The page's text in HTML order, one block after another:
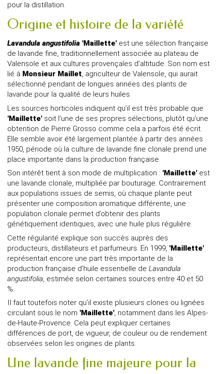
pour la distillation.
Origine et histoire de la variété
Lavandula angustifolia 'Maillette' est une sélection française
de lavande fine, traditionnellement associée au plateau de
Valensole et aux cultures provençales d’altitude. Son nom est
lié à Monsieur Maillet, agriculteur de Valensole, qui aurait
sélectionné pendant de longues années des plants de
lavande pour la qualité de leurs huiles.
Les sources horticoles indiquent qu’il est très probable que
'Maillette' soit l’une de ses propres sélections, plutôt qu’une
obtention de Pierre Grosso comme cela a parfois été écrit.
Elle semble avoir été largement plantée à partir des années
1950, période où la culture de lavande fine clonale prend une
place importante dans la production française.
Son intérêt tient à son mode de multiplication : 'Maillette' est
une lavande clonale, multipliée par bouturage. Contrairement
aux populations issues de semis, où chaque plante peut
présenter une composition aromatique différente, une
population clonale permet d’obtenir des plants
génétiquement identiques, avec une huile plus régulière.
Cette régularité explique son succès auprès des
producteurs, distillateurs et parfumeurs. En 1999, 'Maillette'
représentait encore une part très importante de la
production française d’huile essentielle de Lavandula
angustifolia, estimée selon certaines sources entre 40 et 50
%.
Il faut toutefois noter qu’il existe plusieurs clones ou lignées
circulant sous le nom 'Maillette', notamment dans les Alpes-
de-Haute-Provence. Cela peut expliquer certaines
différences de port, de vigueur, de couleur ou de rendement
observées selon les origines de plants.
Une lavande fine majeure pour la